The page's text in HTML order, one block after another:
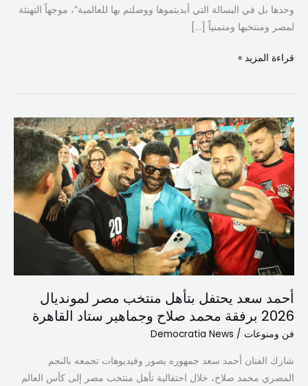
وحدها بل في البسالة التي أبديتموها ووصلتم بها للعالمية”، موجهاً التهنئة
لمصر ومنتخبها ومتمنياً […]
قراءة المزيد »
أحمد سعد يحتفل بتأهل منتخب مصر لمونديال
2026 برفقة محمد صلاح وجماهير ستاد القاهرة
فن ومنوعات /
Democratia News
شارك الفنان أحمد سعد جمهوره بصور وفيديوهات تجمعه بالنجم
المصري محمد صلاح، خلال احتفالية تأهل منتخب مصر إلى كأس العالم
أحمد
سعد
يحتفل
بتأهل
منتخب
مصر
لمونديال
2026
برفقة
محمد
صلاح
وجماهير
ستاد